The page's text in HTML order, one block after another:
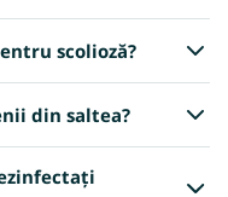
scolioză?
din saltea?